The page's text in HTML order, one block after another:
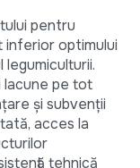
pentru
optimului
lacune pe tot
și subvenții
acces la
tehnică